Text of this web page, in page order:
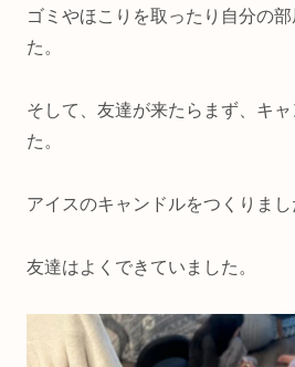
ゴミやほこりを取ったり自分の
た。
そして、友達が来たらまず、キ
た。
アイスのキャンドルをつくりまし
友達はよくできていました。